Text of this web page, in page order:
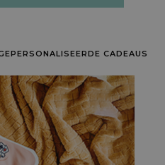
CADEAUS